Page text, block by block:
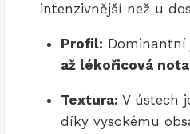
intenzivnější než u
Profil: Dominantní
až lékořicová nota
Textura: V ústech
díky vysokému